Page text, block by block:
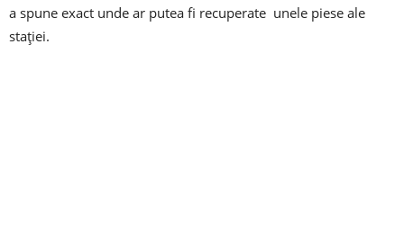
a spune exact unde ar putea fi recuperate unele piese ale
stației.